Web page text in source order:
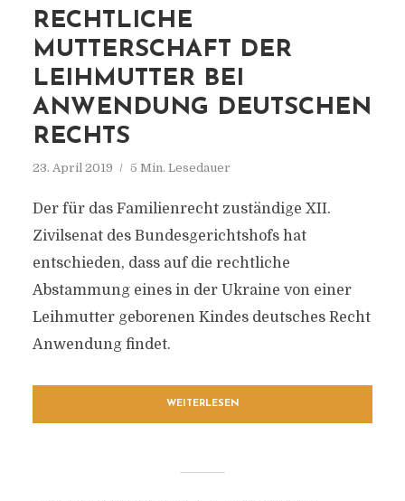
RECHTLICHE
MUTTERSCHAFT DER
LEIHMUTTER BEI
ANWENDUNG DEUTSCHEN
RECHTS
23. April 2019 5 Min. Lesedauer
Der für das Familienrecht zuständige XII.
Zivilsenat des Bundesgerichtshofs hat
entschieden, dass auf die rechtliche
Abstammung eines in der Ukraine von einer
Leihmutter geborenen Kindes deutsches Recht
Anwendung findet.
WEITERLESEN